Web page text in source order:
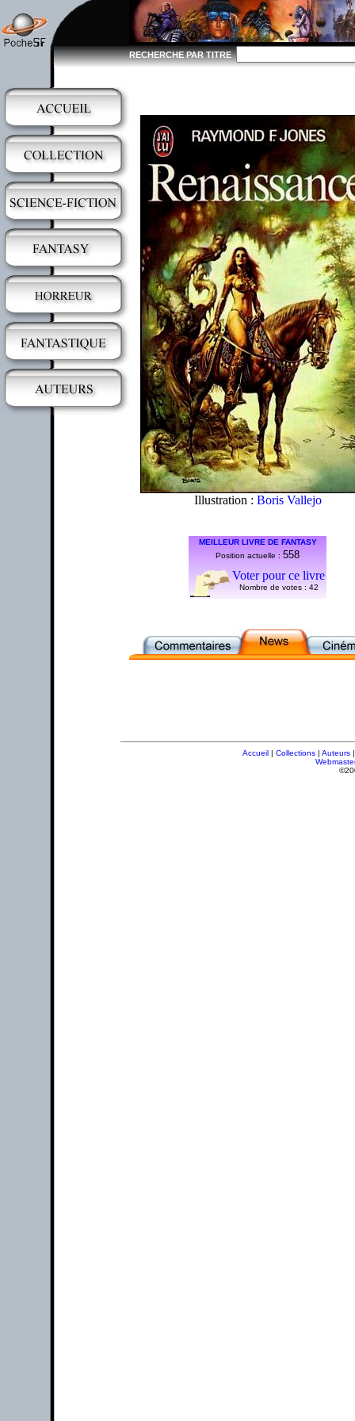
RECHERCHE PAR TITRE
Illustration : Boris Vallejo
MEILLEUR LIVRE DE FANTASY
Position actuelle : 558
Voter pour ce livre
Nombre de votes : 42
Accueil | Collections | Auteurs